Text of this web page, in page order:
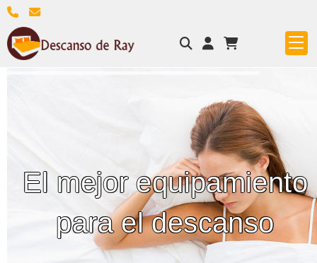
El mejor equipamiento
para el descanso